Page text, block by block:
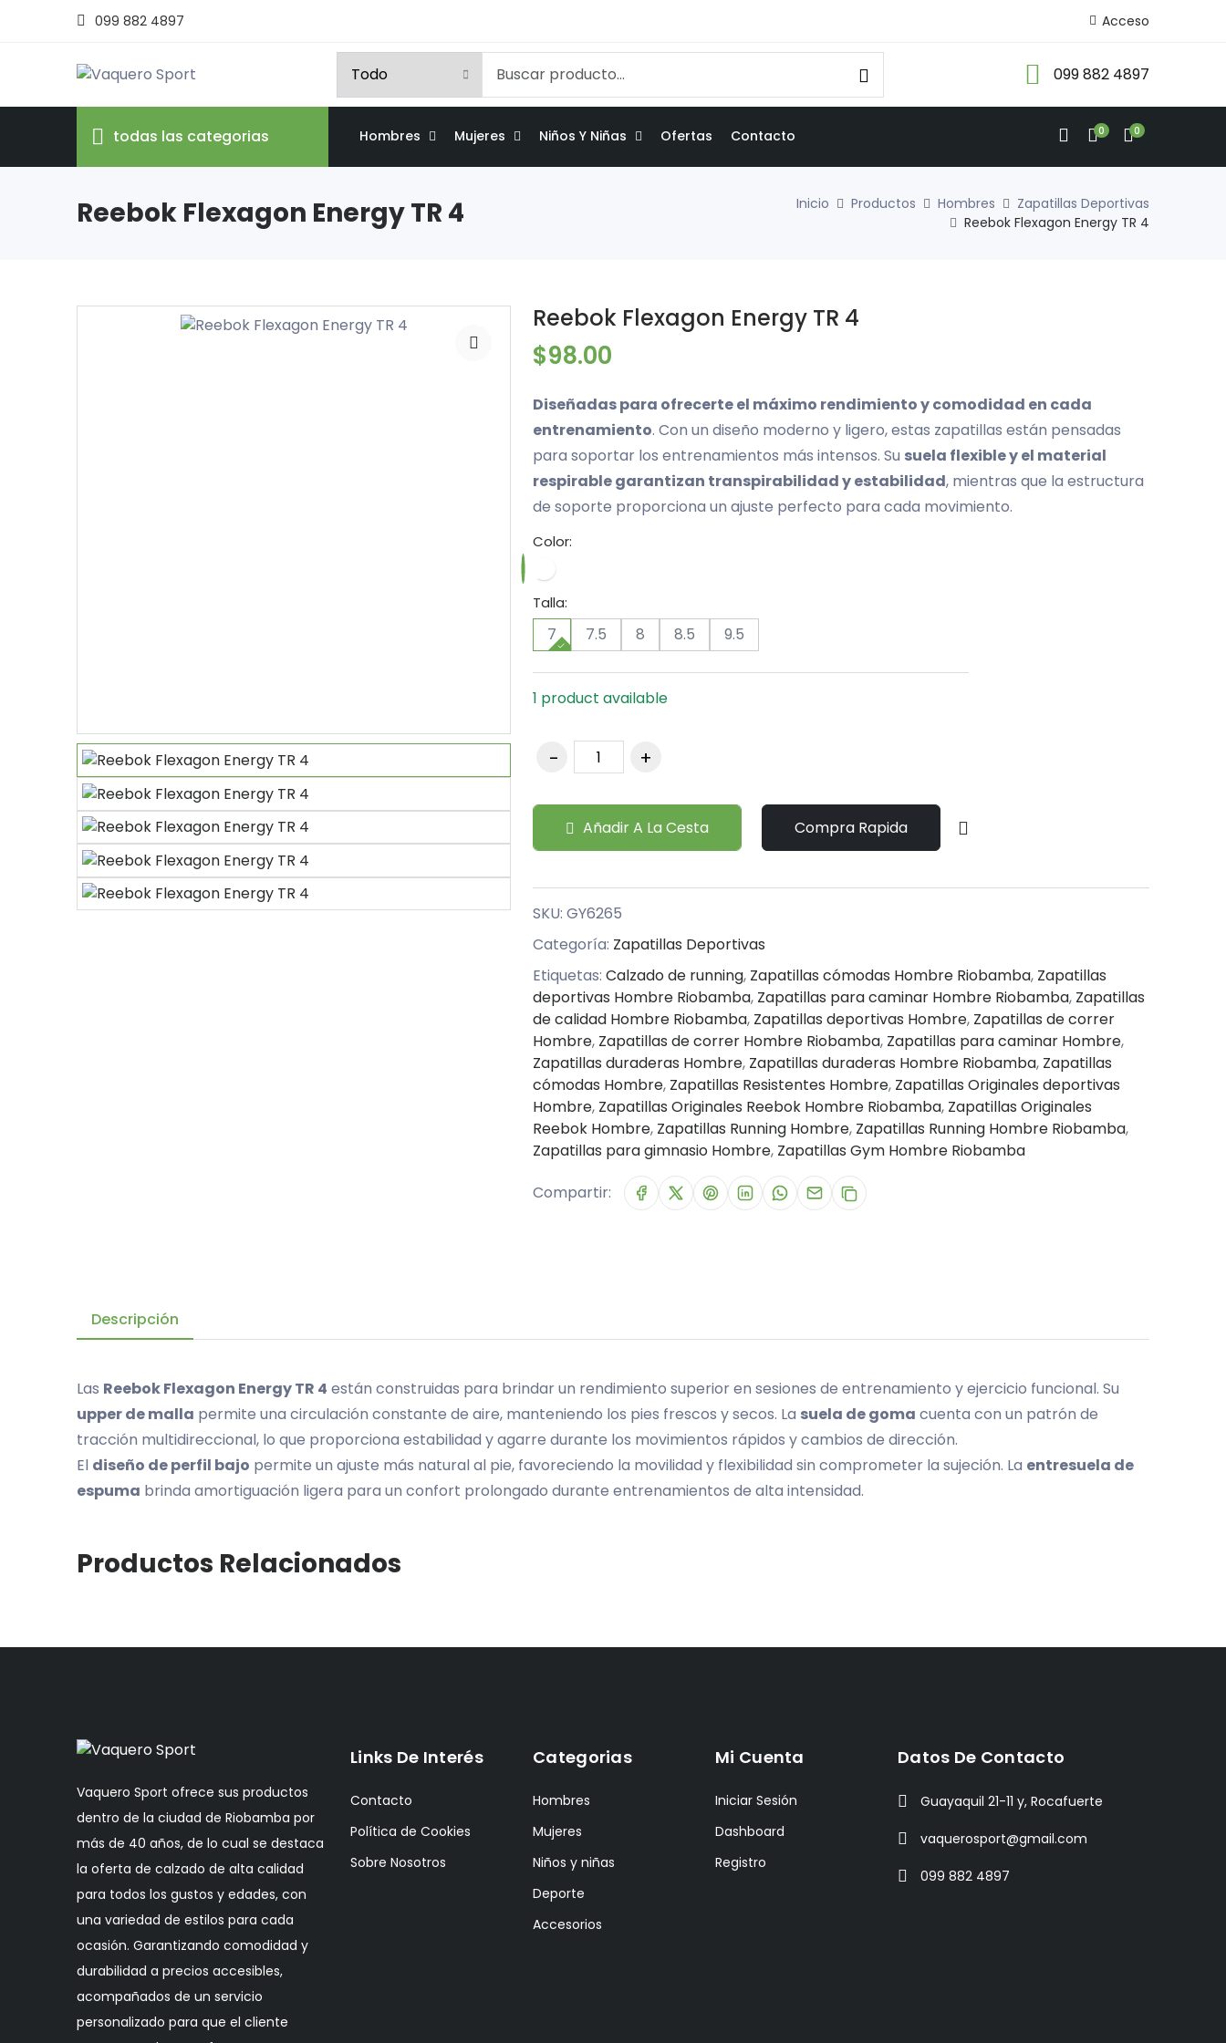
099 882 4897 Acceso
099 882 4897
todas las categorias Hombres Mujeres Niños Y Niñas Ofertas Contacto 0 0
Reebok Flexagon Energy TR 4 Inicio Productos Hombres
Zapatillas Deportivas
Reebok Flexagon Energy TR 4
Reebok Flexagon Energy TR 4
$98.00
Diseñadas para ofrecerte el máximo rendimiento y comodidad en cada
entrenamiento. Con un diseño moderno y ligero, estas zapatillas están pensadas
para soportar los entrenamientos más intensos. Su suela flexible y el material
respirable garantizan transpirabilidad y estabilidad, mientras que la estructura
de soporte proporciona un ajuste perfecto para cada movimiento.
Color:
Talla:
7 7.5 8 8.5 9.5
1 product available
Añadir A La Cesta Compra Rapida
SKU: GY6265
Categoría: Zapatillas Deportivas
Etiquetas: Calzado de running, Zapatillas cómodas Hombre Riobamba, Zapatillas
deportivas Hombre Riobamba, Zapatillas para caminar Hombre Riobamba, Zapatillas
de calidad Hombre Riobamba, Zapatillas deportivas Hombre, Zapatillas de correr
Hombre, Zapatillas de correr Hombre Riobamba, Zapatillas para caminar Hombre,
Zapatillas duraderas Hombre, Zapatillas duraderas Hombre Riobamba, Zapatillas
cómodas Hombre, Zapatillas Resistentes Hombre, Zapatillas Originales deportivas
Hombre, Zapatillas Originales Reebok Hombre Riobamba, Zapatillas Originales
Reebok Hombre, Zapatillas Running Hombre, Zapatillas Running Hombre Riobamba,
Zapatillas para gimnasio Hombre, Zapatillas Gym Hombre Riobamba
Compartir:
Descripción
Las Reebok Flexagon Energy TR 4 están construidas para brindar un rendimiento superior en sesiones de entrenamiento y ejercicio funcional. Su
upper de malla permite una circulación constante de aire, manteniendo los pies frescos y secos. La suela de goma cuenta con un patrón de
tracción multidireccional, lo que proporciona estabilidad y agarre durante los movimientos rápidos y cambios de dirección.
El diseño de perfil bajo permite un ajuste más natural al pie, favoreciendo la movilidad y flexibilidad sin comprometer la sujeción. La entresuela de
espuma brinda amortiguación ligera para un confort prolongado durante entrenamientos de alta intensidad.
Productos Relacionados
Vaquero Sport ofrece sus productos
dentro de la ciudad de Riobamba por
más de 40 años, de lo cual se destaca
la oferta de calzado de alta calidad
para todos los gustos y edades, con
una variedad de estilos para cada
ocasión. Garantizando comodidad y
durabilidad a precios accesibles,
acompañados de un servicio
personalizado para que el cliente
Links De Interés
Contacto
Política de Cookies
Sobre Nosotros
Categorias
Hombres
Mujeres
Niños y niñas
Deporte
Accesorios
Mi Cuenta
Iniciar Sesión
Dashboard
Registro
Datos De Contacto
Guayaquil 21-11 y, Rocafuerte
vaquerosport@gmail.com
099 882 4897